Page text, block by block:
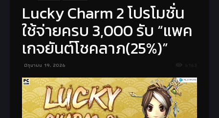
Lucky Charm 2 โปรโมชั่น
ใช้จ่ายครบ 3,000 รับ “แพค
เกจยันต์โชคลาภ(25%)”
มิถุนายน 19, 2026 6163